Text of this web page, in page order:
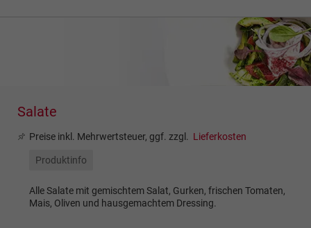
Salate
Preise inkl. Mehrwertsteuer, ggf. zzgl. Lieferkosten
Produktinfo
Alle Salate mit gemischtem Salat, Gurken, frischen Tomaten,
Mais, Oliven und hausgemachtem Dressing.